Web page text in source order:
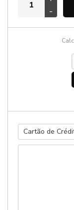
-
Cartão de